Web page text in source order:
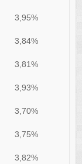
3,95%
3,84%
3,81%
3,93%
3,70%
3,75%
3,82%